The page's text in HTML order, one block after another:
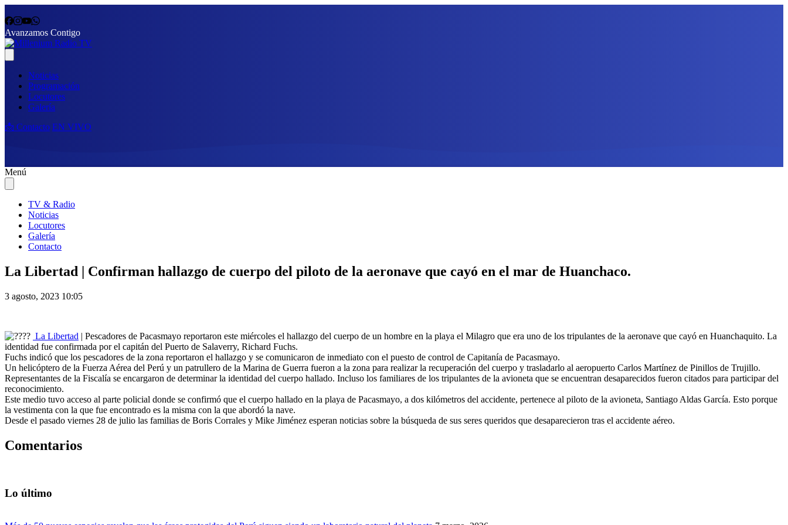
Avanzamos Contigo
Noticias
Programación
Locutores
Galería
📩 Contacto EN VIVO
Menú
TV & Radio
Noticias
Locutores
Galería
Contacto
La Libertad | Confirman hallazgo de cuerpo del piloto de la aeronave que cayó en el mar de Huanchaco.
3 agosto, 2023 10:05
La Libertad | Pescadores de Pacasmayo reportaron este miércoles el hallazgo del cuerpo de un hombre en la playa el Milagro que era uno de los tripulantes de la aeronave que cayó en Huanchaquito. La
identidad fue confirmada por el capitán del Puerto de Salaverry, Richard Fuchs.
Fuchs indicó que los pescadores de la zona reportaron el hallazgo y se comunicaron de inmediato con el puesto de control de Capitanía de Pacasmayo.
Un helicóptero de la Fuerza Aérea del Perú y un patrullero de la Marina de Guerra fueron a la zona para realizar la recuperación del cuerpo y trasladarlo al aeropuerto Carlos Martínez de Pinillos de Trujillo.
Representantes de la Fiscalía se encargaron de determinar la identidad del cuerpo hallado. Incluso los familiares de los tripulantes de la avioneta que se encuentran desaparecidos fueron citados para participar del
reconocimiento.
Este medio tuvo acceso al parte policial donde se confirmó que el cuerpo hallado en la playa de Pacasmayo, a dos kilómetros del accidente, pertenece al piloto de la avioneta, Santiago Aldas García. Esto porque
la vestimenta con la que fue encontrado es la misma con la que abordó la nave.
Desde el pasado viernes 28 de julio las familias de Boris Corrales y Mike Jiménez esperan noticias sobre la búsqueda de sus seres queridos que desaparecieron tras el accidente aéreo.
Comentarios
Lo último